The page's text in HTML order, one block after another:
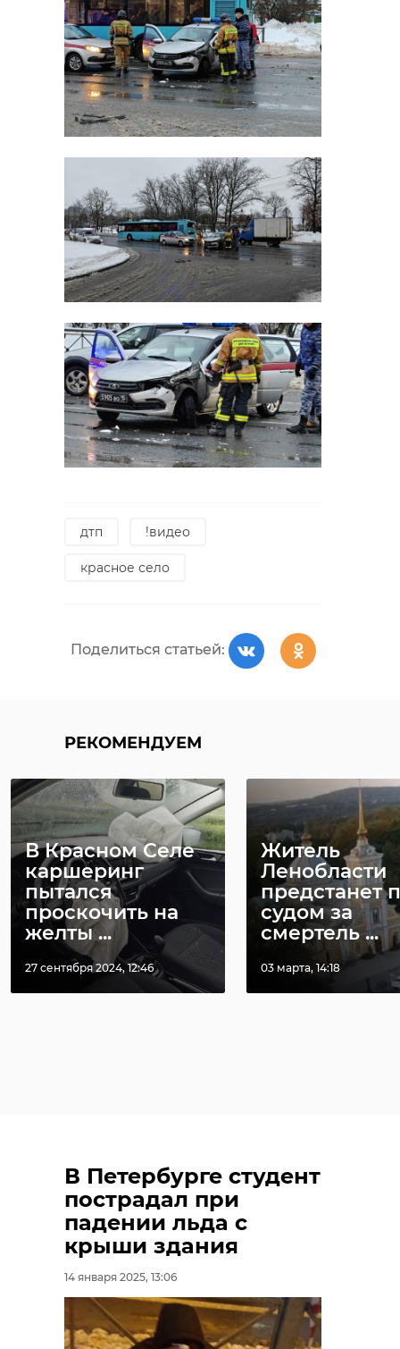
дтп !видео
красное село
Поделиться статьей:
РЕКОМЕНДУЕМ
В Красном Селе
каршеринг
пытался
проскочить на
желты ...
27 сентября 2024, 12:46
Житель
Ленобласти
предстанет
судом за
смертель ...
03 марта, 14:18
В Петербурге студент
пострадал при
падении льда с
крыши здания
14 января 2025, 13:06